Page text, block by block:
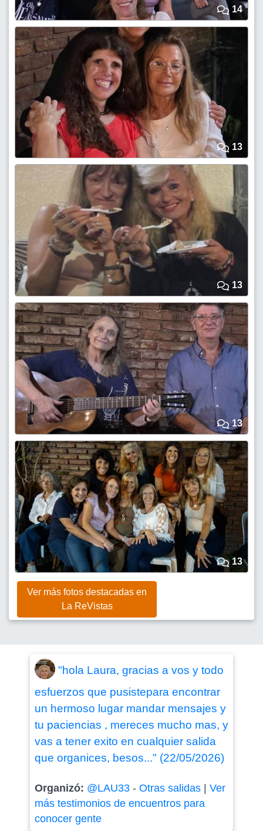
14
13
13
13
13
Ver más fotos destacadas en
La ReVistas
"hola Laura, gracias a vos y todo
esfuerzos que pusistepara encontrar
un hermoso lugar mandar mensajes y
tu paciencias , mereces mucho mas, y
vas a tener exito en cualquier salida
que organices, besos..." (22/05/2026)
Organizó: @LAU33- Otras salidas| Ver
más testimonios de encuentros para
conocer gente